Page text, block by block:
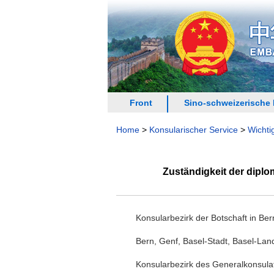
Front Sino-schweizerische
Home > Konsularischer Service >
Zuständigkeit der
Konsularbezirk der Botschaft in
Bern, Genf, Basel-Stadt, Basel-
Konsularbezirk des